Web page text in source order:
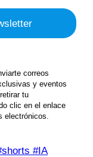
correos
y eventos
tu
clic en el enlace
electrónicos.
#IA